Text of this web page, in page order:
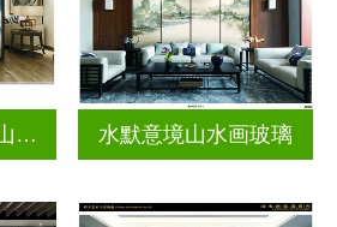
酒店装饰屏风隔断山水画玻璃 水默意境山水画玻璃